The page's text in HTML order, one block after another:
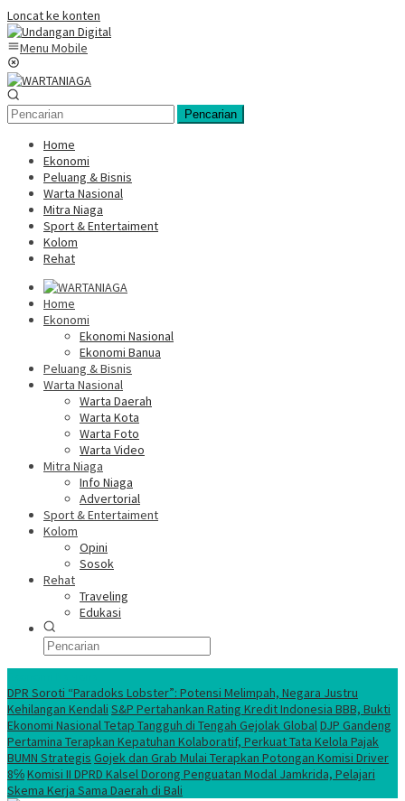
Loncat ke konten
Menu Mobile
Pencarian
Home
Ekonomi
Peluang & Bisnis
Warta Nasional
Mitra Niaga
Sport & Entertaiment
Kolom
Rehat
Home
Ekonomi
Ekonomi Nasional
Ekonomi Banua
Peluang & Bisnis
Warta Nasional
Warta Daerah
Warta Kota
Warta Foto
Warta Video
Mitra Niaga
Info Niaga
Advertorial
Sport & Entertaiment
Kolom
Opini
Sosok
Rehat
Traveling
Edukasi
DPR Soroti “Paradoks Lobster”: Potensi Melimpah, Negara Justru
Kehilangan Kendali S&P Pertahankan Rating Kredit Indonesia BBB, Bukti
Ekonomi Nasional Tetap Tangguh di Tengah Gejolak GlobalDJP Gandeng
Pertamina Terapkan Kepatuhan Kolaboratif, Perkuat Tata Kelola Pajak
BUMN Strategis Gojek dan Grab Mulai Terapkan Potongan Komisi Driver
8℅Komisi II DPRD Kalsel Dorong Penguatan Modal Jamkrida, Pelajari
Skema Kerja Sama Daerah di Bali